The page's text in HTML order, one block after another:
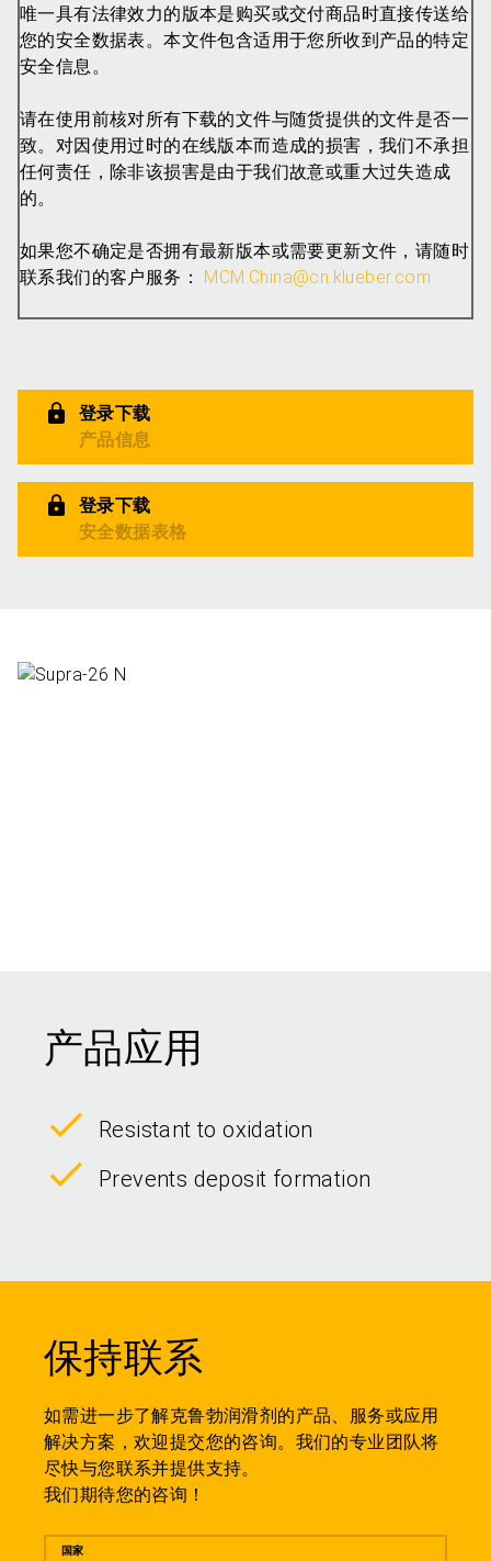
唯一具有法律效力的版本是购买或交付商品时直接传送给
您的安全数据表。本文件包含适用于您所收到产品的特定
安全信息。
请在使用前核对所有下载的文件与随货提供的文件是否一
致。对因使用过时的在线版本而造成的损害，我们不承担
任何责任，除非该损害是由于我们故意或重大过失造成
的。
如果您不确定是否拥有最新版本或需要更新文件，请随时
联系我们的客户服务： MCM.China@cn.klueber.com
登录下载
产品信息
登录下载
安全数据表格
产品应用
Resistant to oxidation
Prevents deposit formation
保持联系
如需进一步了解克鲁勃润滑剂的产品、服务或应用
解决方案，欢迎提交您的咨询。我们的专业团队将
尽快与您联系并提供支持。
我们期待您的咨询！
留言
国家